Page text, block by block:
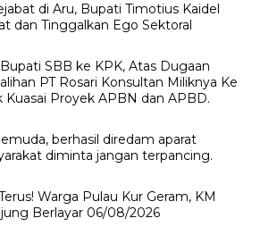
di Aru, Bupati Timotius Kaidel
dan Tinggalkan Ego Sektoral
SBB ke KPK, Atas Dugaan
PT Rosari Konsultan Miliknya Ke
Kuasai Proyek APBN dan APBD.
berhasil diredam aparat
diminta jangan terpancing.
Warga Pulau Kur Geram, KM
Berlayar 06/08/2026